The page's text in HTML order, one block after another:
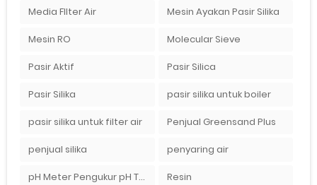
Media FIlter Air Mesin Ayakan Pasir Silika
Mesin RO Molecular Sieve
Pasir Aktif Pasir Silica
Pasir Silika pasir silika untuk boiler
pasir silika untuk filter air Penjual Greensand Plus
penjual silika penyaring air
pH Meter Pengukur pH Tanah Ionix pH 10 Resin